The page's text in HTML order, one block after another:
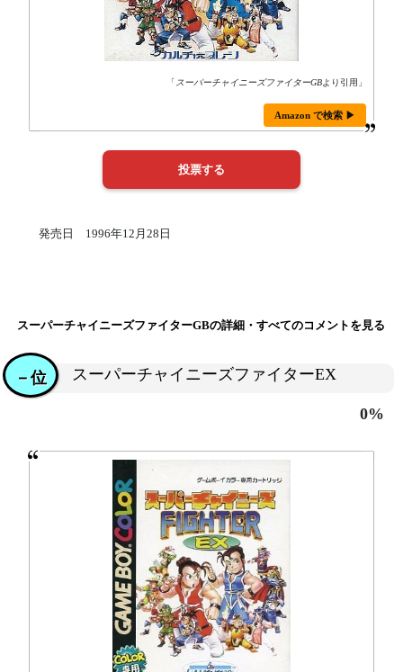
「 スーパーチャイニーズファイターGBより引用」
Amazon で検索 ▶
発売日 1996年12月28日
スーパーチャイニーズファイターGBの詳細・すべてのコメントを見る
スーパーチャイニーズファイターEX
－位
0%